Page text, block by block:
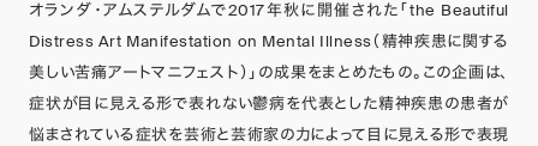
オランダ・アムステルダムで2017年秋に開催された「the Beautiful
Distress Art Manifestation on Mental Illness（精神疾患に関する
美しい苦痛アートマニフェスト）」の成果をまとめたもの。この企画は、
症状が目に見える形で表れない鬱病を代表とした精神疾患の患者が
悩まされている症状を芸術と芸術家の力によって目に見える形で表現